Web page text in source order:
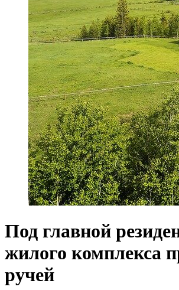
Под главной
жилого комплекса
ручей